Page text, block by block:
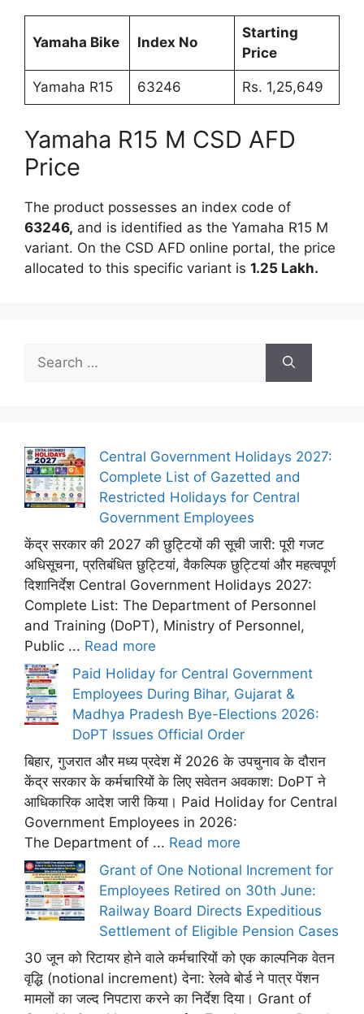
Yamaha Bike Index No
Starting
Price
Yamaha R15 63246 Rs. 1,25,649
Yamaha R15 M CSD AFD
Price
The product possesses an index code of
63246, and is identified as the Yamaha R15 M
variant. On the CSD AFD online portal, the price
allocated to this specific variant is 1.25 Lakh.
for:
Central Government Holidays 2027:
Complete List of Gazetted and
Restricted Holidays for Central
Government Employees
केंद्र सरकार की 2027 की छुट्टियों की सूची जारी: पूरी गजट
अधिसूचना, प्रतिबंधित छुट्टियां, वैकल्पिक छुट्टियां और महत्वपूर्ण
दिशानिर्देश Central Government Holidays 2027:
Complete List: The Department of Personnel
and Training (DoPT), Ministry of Personnel,
Public ... Read more
Paid Holiday for Central Government
Employees During Bihar, Gujarat &
Madhya Pradesh Bye-Elections 2026:
DoPT Issues Official Order
बिहार, गुजरात और मध्य प्रदेश में 2026 के उपचुनाव के दौरान
केंद्र सरकार के कर्मचारियों के लिए सवेतन अवकाश: DoPT ने
आधिकारिक आदेश जारी किया। Paid Holiday for Central
Government Employees in 2026:
The Department of ... Read more
Grant of One Notional Increment for
Employees Retired on 30th June:
Railway Board Directs Expeditious
Settlement of Eligible Pension Cases
30 जून को रिटायर होने वाले कर्मचारियों को एक काल्पनिक वेतन
वृद्धि (notional increment) देना: रेलवे बोर्ड ने पात्र पेंशन
मामलों का जल्द निपटारा करने का निर्देश दिया। Grant of